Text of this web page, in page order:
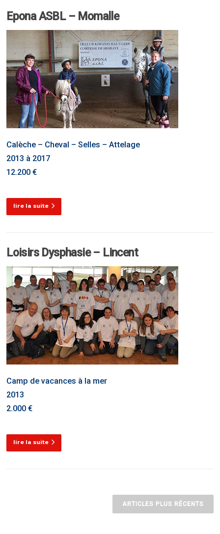
Epona ASBL – Momalle
Calèche – Cheval – Selles – Attelage
2013 à 2017
12.200 €
lire la suite
Loisirs Dysphasie – Lincent
Camp de vacances à la mer
2013
2.000 €
lire la suite
ARTICLES PLUS RÉCENTS